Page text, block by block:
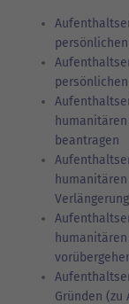
beantragen
Gründen (zu